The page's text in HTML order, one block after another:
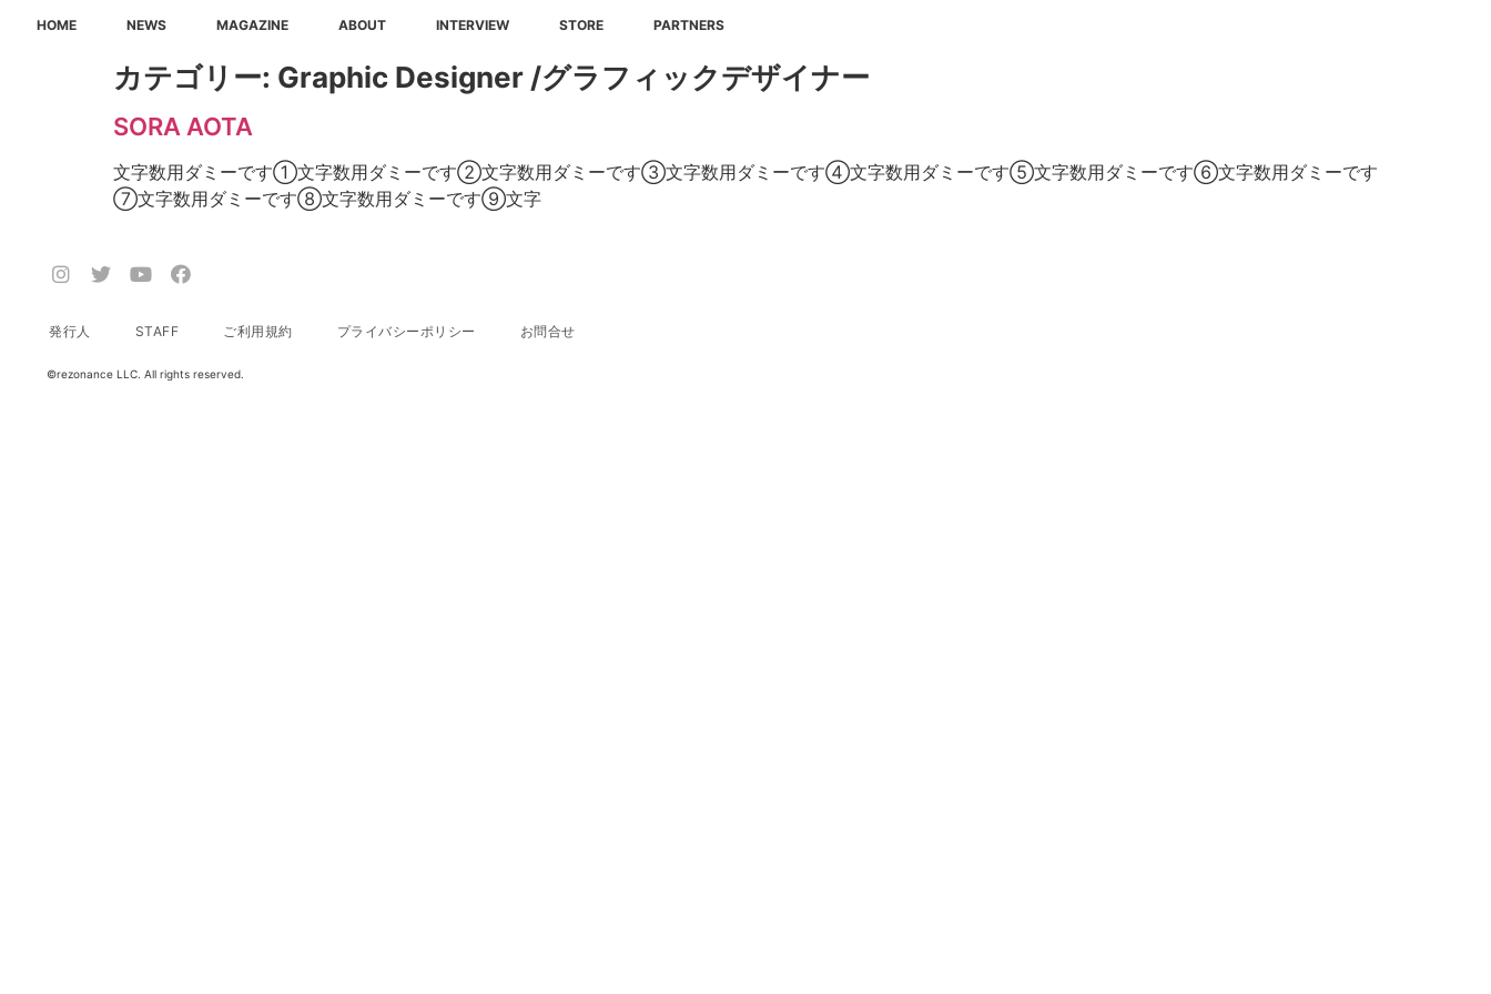
HOME NEWS MAGAZINE ABOUT INTERVIEW STORE PARTNERS
カテゴリー: Graphic Designer /グラフィックデザイナー
SORA AOTA
文字数用ダミーです①文字数用ダミーです②文字数用ダミーです③文字数用ダミーです④文字数用ダミーです⑤文字数用ダミーです⑥文字数用ダミーです
⑦文字数用ダミーです⑧文字数用ダミーです⑨文字
発行人 STAFF ご利用規約 プライバシーポリシー お問合せ
©️rezonance LLC. All rights reserved.